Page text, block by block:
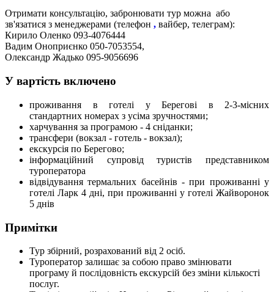
Отримати консультацію, забронювати тур можна або
зв'язатися з менеджерами (телефон , вайбер, телеграм):
Кирило Оленко 093-4076444
Вадим Оноприєнко 050-7053554,
Олександр Жадько 095-9056696
У вартість включено
проживання в готелі у Берегові в 2-3-місних
стандартних номерах з усіма зручностями;
харчування за програмою - 4 сніданки;
трансфери (вокзал - готель - вокзал);
екскурсія по Берегово;
інформаційний супровід туристів представником
туроператора
відвідування термальних басейнів - при проживанні у
готелі Ларк 4 дні, при проживанні у готелі Жайворонок
5 днів
Примітки
Тур збірний, розрахований від 2 осіб.
Туроператор залишає за собою право змінювати
програму й послідовність екскурсій без зміни кількості
послуг.